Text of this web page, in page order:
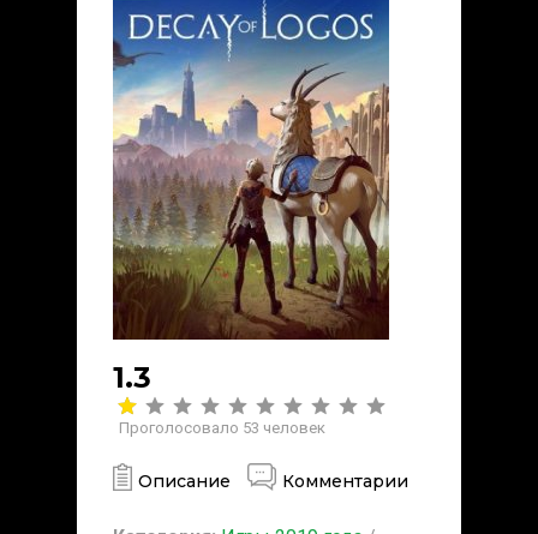
1.3
Проголосовало 53 человек
Описание Комментарии